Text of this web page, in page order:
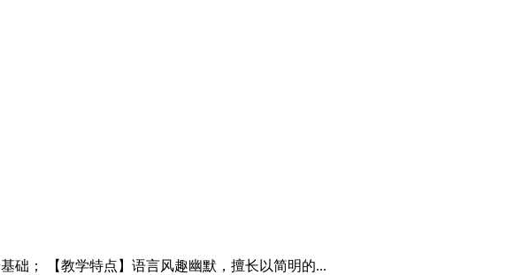
础； 【教学特点】语言风趣幽默，擅长以简明的...